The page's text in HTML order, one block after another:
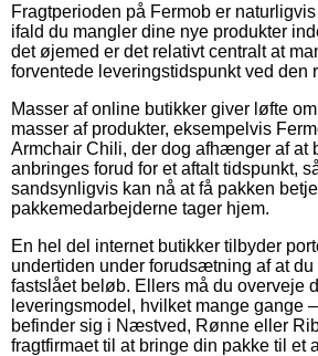
Fragtperioden på Fermob er
ifald du mangler dine nye produkter
det øjemed er det relativt centralt at
forventede leveringstidspunkt ved den
Masser af online butikker giver løfte
masser af produkter, eksempelvis
Armchair Chili, der dog afhænger af at
anbringes forud for et aftalt tidspunkt,
sandsynligvis kan nå at få pakken
pakkemedarbejderne tager hjem.
En hel del internet butikker tilbyder
undertiden under forudsætning af at du
fastslået beløb. Ellers må du overveje
leveringsmodel, hvilket mange gange
befinder sig i Næstved, Rønne eller
fragtfirmaet til at bringe din pakke til et